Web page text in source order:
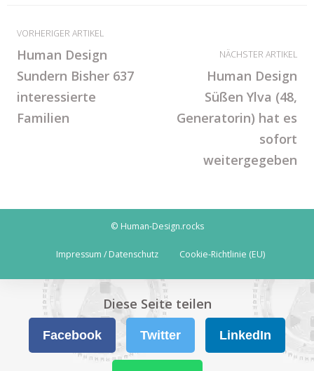
VORHERIGER ARTIKEL
Human Design
Sundern Bisher 637
interessierte
Familien
NÄCHSTER ARTIKEL
Human Design
Süßen Ylva (48,
Generatorin) hat es
sofort
weitergegeben
© Human-Design.rocks
Impressum / Datenschutz Cookie-Richtlinie (EU)
Diese Seite teilen
Facebook Twitter LinkedIn